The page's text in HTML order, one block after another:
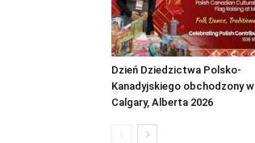
Dzień Dziedzictwa Polsko-
Kanadyjskiego obchodzony w
Calgary, Alberta 2026